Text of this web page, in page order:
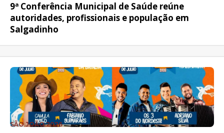
9ª Conferência Municipal de Saúde reúne
autoridades, profissionais e população em
Salgadinho
SÃO JOÃO 2026